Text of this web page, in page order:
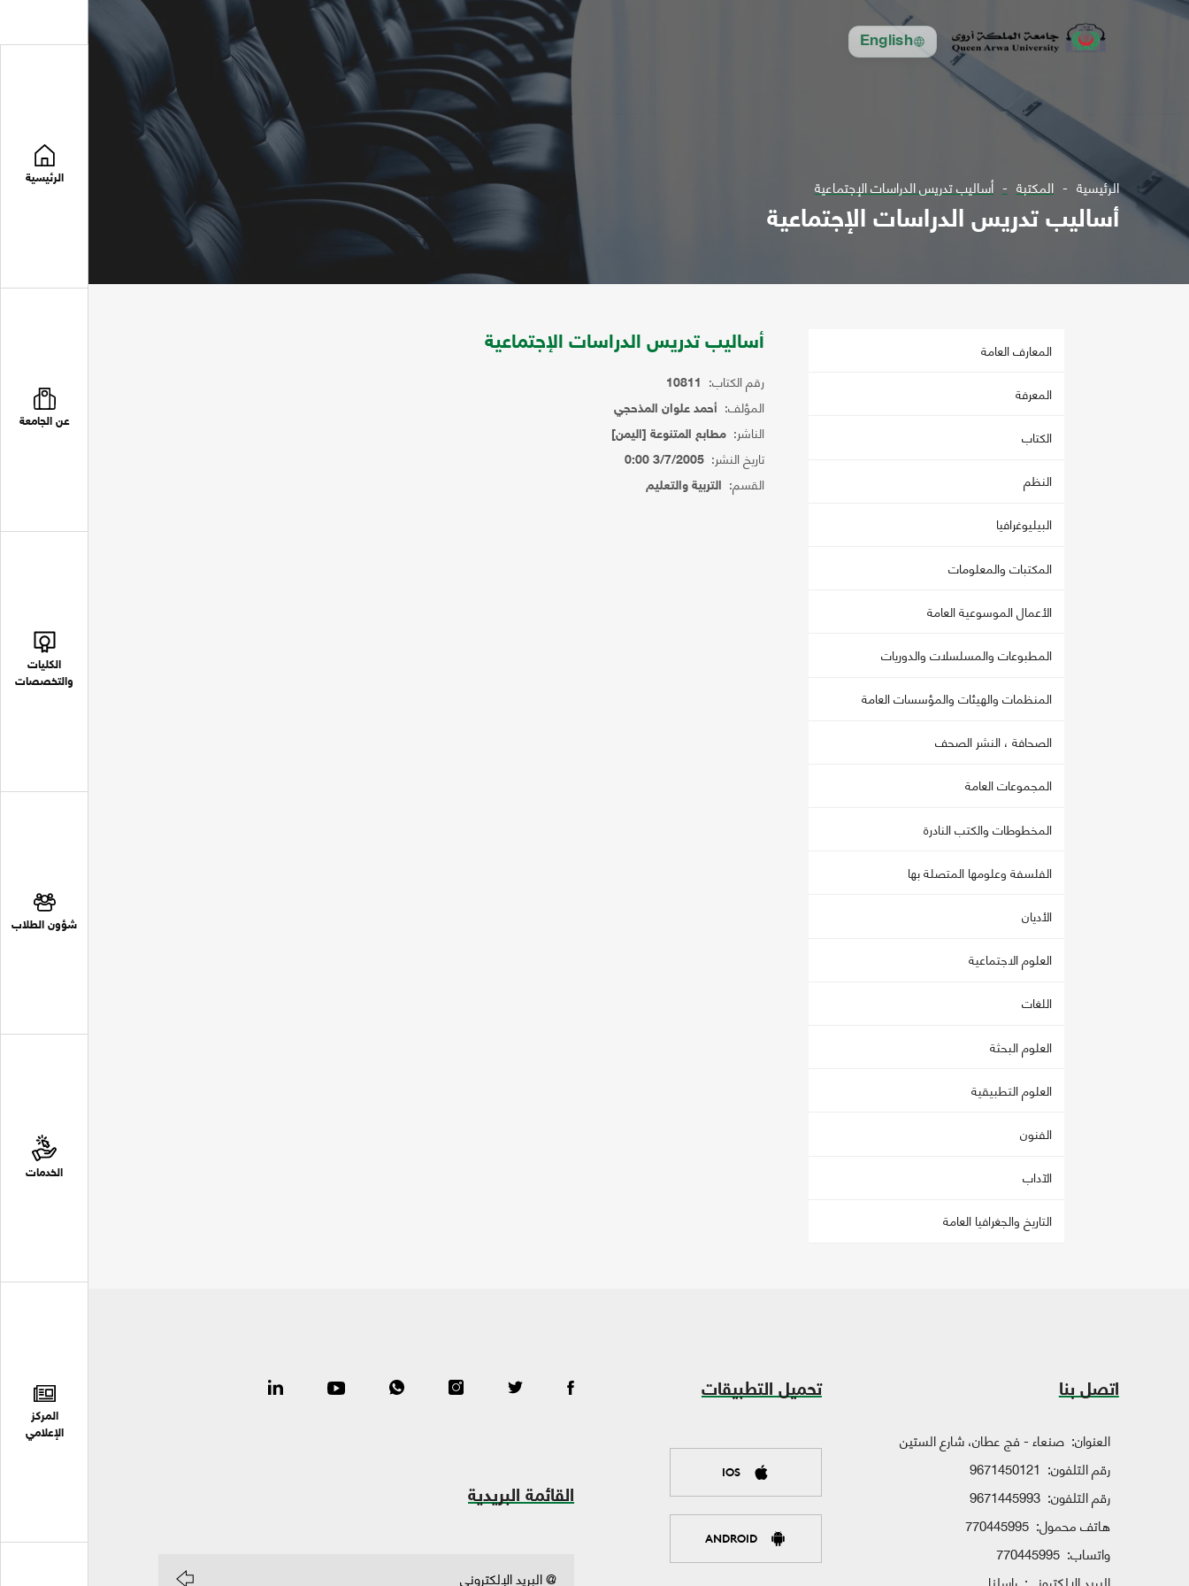
English
الرئيسية
عن الجامعة
الكليات
والتخصصات
شؤون الطلاب
الخدمات
المركز
الإعلامي
الرئيسية المكتبة أساليب تدريس الدراسات الإجتماعية
أساليب تدريس الدراسات الإجتماعية
المعارف العامة
المعرفة
الكتاب
النظم
البيليوغرافيا
المكتبات والمعلومات
الأعمال الموسوعية العامة
المطبوعات والمسلسلات والدوريات
المنظمات والهيئات والمؤسسات العامة
الصحافة ، النشر الصحف
المجموعات العامة
المخطوطات والكتب النادرة
الفلسفة وعلومها المتصلة بها
الأديان
العلوم الاجتماعية
اللغات
العلوم البحثة
العلوم التطبيقية
الفنون
الآداب
التاريخ والجغرافيا العامة
أساليب تدريس الدراسات الإجتماعية
رقم الكتاب: 10811
المؤلف: أحمد علوان المذحجي
الناشر: مطابع المتنوعة [اليمن]
تاريخ النشر: 3/7/2005 0:00
القسم: التربية والتعليم
اتصل بنا
العنوان: صنعاء - فج عطان، شارع الستين
رقم التلفون: 9671450121
رقم التلفون: 9671445993
هاتف محمول: 770445995
واتساب: 770445995
تحميل التطبيقات
IOS
ANDROID
القائمة البريدية